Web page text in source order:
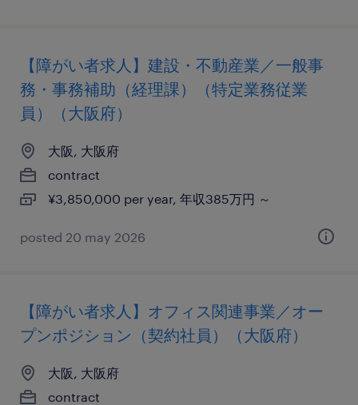
【障がい者求人】建設・不動産業／一般事
務・事務補助（経理課）（特定業務従業
員）（大阪府）
大阪, 大阪府
contract
¥3,850,000 per year, 年収385万円 ～
posted 20 may 2026
【障がい者求人】オフィス関連事業／オー
プンポジション（契約社員）（大阪府）
大阪, 大阪府
contract